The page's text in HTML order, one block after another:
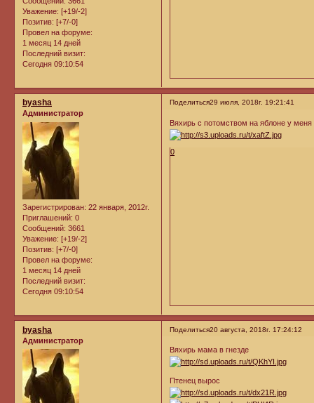
Уважение: [+19/-2]
Позитив: [+7/-0]
Провел на форуме:
1 месяц 14 дней
Последний визит:
Сегодня 09:10:54
Поделиться29 июля, 2018г. 19:21:41
byasha
Администратор
Зарегистрирован: 22 января, 2012г.
Приглашений: 0
Сообщений: 3661
Уважение: [+19/-2]
Позитив: [+7/-0]
Провел на форуме:
1 месяц 14 дней
Последний визит:
Сегодня 09:10:54
Вяхирь с потомством на яблоне у меня
0
Поделиться20 августа, 2018г. 17:24:12
byasha
Администратор
Вяхирь мама в гнезде
Птенец вырос